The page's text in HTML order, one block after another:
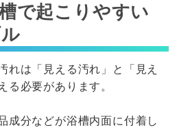
で起こりやすい
れは「見える汚れ」と「見え
る必要があります。
成分などが浴槽内面に付着し